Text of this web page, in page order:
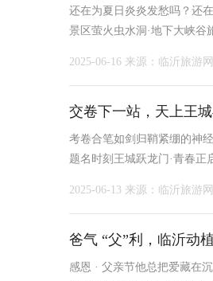
还在为夏日炎炎发愁吗？还
景区萤火虫水洞·地下大峡谷
2025-06-16 来源：临沂旅游网
交卷下一站，天上王
考卷合笔如剑归鞘紧绷的神
题名时刻王城跃龙门·青春正
2025-06-13 来源：临沂旅游网
爸气 “父”利，临沂动
感恩 · 父亲节他总把爱藏在